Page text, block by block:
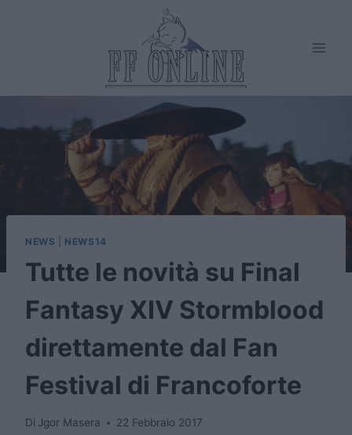
NEWS NEWS14
Tutte le novità su Final
Fantasy XIV Stormblood
direttamente dal Fan
Festival di Francoforte
Di Jgor Masera 22 Febbraio 2017